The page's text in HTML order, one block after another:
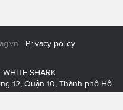
- Privacy policy
SHARK
12, Quận 10, Thành phố Hồ